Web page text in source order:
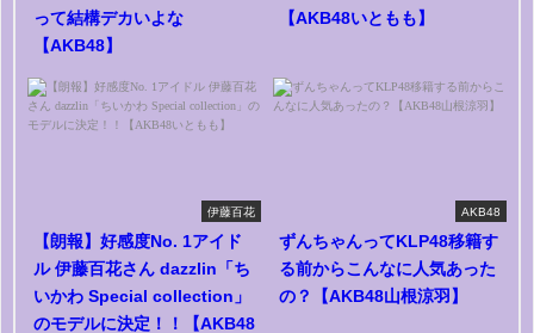
って結構デカいよな
【AKB48】
【AKB48いともも】
伊藤百花
【朗報】好感度No. 1アイド
ル 伊藤百花さん dazzlin「ち
いかわ Special collection」
のモデルに決定！！【AKB48
AKB48
ずんちゃんってKLP48移籍す
る前からこんなに人気あった
の？【AKB48山根涼羽】